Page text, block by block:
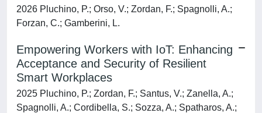
2026 Pluchino, P.; Orso, V.; Zordan, F.; Spagnolli, A.;
Forzan, C.; Gamberini, L.
Empowering Workers with IoT: Enhancing
Acceptance and Security of Resilient
Smart Workplaces
2025 Pluchino, P.; Zordan, F.; Santus, V.; Zanella, A.;
Spagnolli, A.; Cordibella, S.; Sozza, A.; Spatharos, A.;